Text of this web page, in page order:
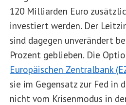
120 Milliarden Euro
investiert werden. Der
sind dagegen unverändert
Prozent geblieben. Die
Europäischen Zentralbank
sie im Gegensatz zur Fed in
nicht vom Krisenmodus in